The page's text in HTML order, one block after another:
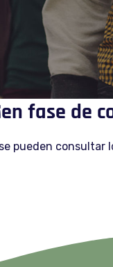
fase de
pueden